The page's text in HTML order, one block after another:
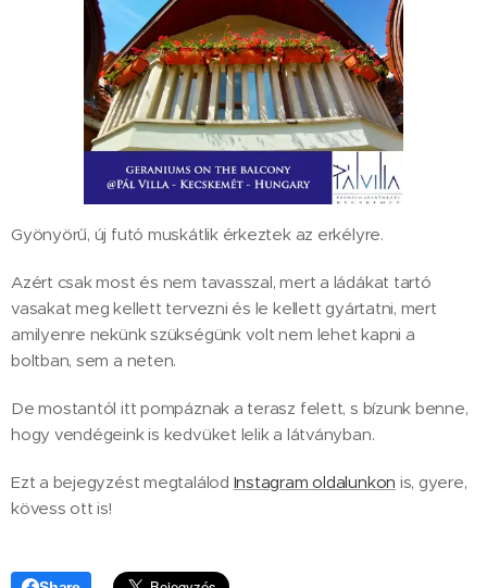
Gyönyörű, új futó muskátlik érkeztek az erkélyre.
Azért csak most és nem tavasszal, mert a ládákat tartó
vasakat meg kellett tervezni és le kellett gyártatni, mert
amilyenre nekünk szükségünk volt nem lehet kapni a
boltban, sem a neten.
De mostantól itt pompáznak a terasz felett, s bízunk benne,
hogy vendégeink is kedvüket lelik a látványban.
Ezt a bejegyzést megtalálod Instagram oldalunkon is, gyere,
kövess ott is!